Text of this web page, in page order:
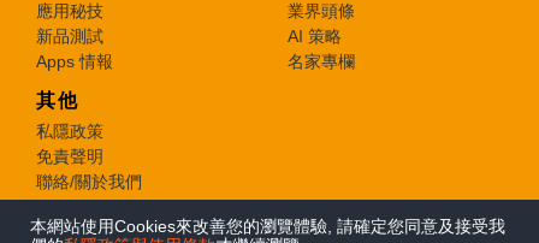
本網站使用Cookies來改善您的瀏覽體驗, 請確定您同意及接受我
應用秘技
新品測試
Apps 情報
業界頭條
AI 策略
名家專欄
其他
私隱政策
免責聲明
聯絡/關於我們
© 2026 e-zone. All Rights Reserved.